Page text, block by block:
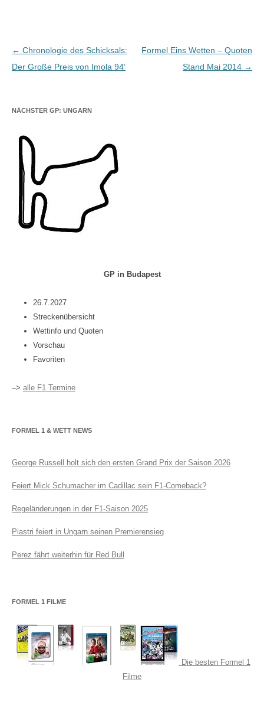
Beitragsnavigation
← Chronologie des Schicksals:
Der Große Preis von Imola 94‘
Formel Eins Wetten – Quoten
Stand Mai 2014 →
NÄCHSTER GP: UNGARN
GP in Budapest
26.7.2027
Streckenübersicht
Wettinfo und Quoten
Vorschau
Favoriten
–> alle F1 Termine
FORMEL 1 & WETT NEWS
George Russell holt sich den ersten Grand Prix der Saison 2026
Feiert Mick Schumacher im Cadillac sein F1-Comeback?
Regeländerungen in der F1-Saison 2025
Piastri feiert in Ungarn seinen Premierensieg
Perez fährt weiterhin für Red Bull
FORMEL 1 FILME
Die besten Formel 1
Filme